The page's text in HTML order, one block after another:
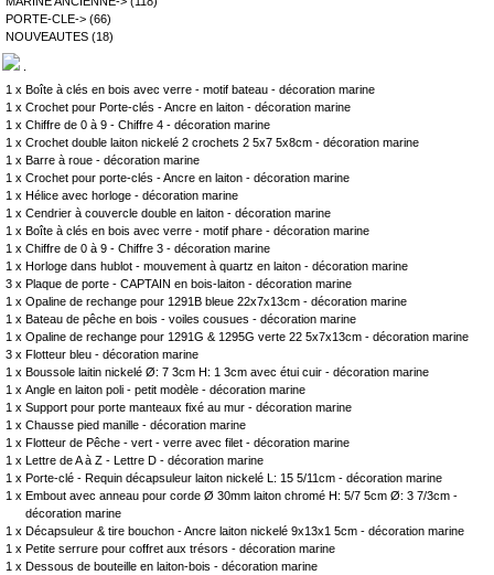
PORTE-CLE-> (66)
NOUVEAUTES (18)
1 x Boîte à clés en bois avec verre - motif bateau - décoration marine
1 x Crochet pour Porte-clés - Ancre en laiton - décoration marine
1 x Chiffre de 0 à 9 - Chiffre 4 - décoration marine
1 x Crochet double laiton nickelé 2 crochets 2 5x7 5x8cm - décoration marine
1 x Barre à roue - décoration marine
1 x Crochet pour porte-clés - Ancre en laiton - décoration marine
1 x Hélice avec horloge - décoration marine
1 x Cendrier à couvercle double en laiton - décoration marine
1 x Boîte à clés en bois avec verre - motif phare - décoration marine
1 x Chiffre de 0 à 9 - Chiffre 3 - décoration marine
1 x Horloge dans hublot - mouvement à quartz en laiton - décoration marine
3 x Plaque de porte - CAPTAIN en bois-laiton - décoration marine
1 x Opaline de rechange pour 1291B bleue 22x7x13cm - décoration marine
1 x Bateau de pêche en bois - voiles cousues - décoration marine
1 x Opaline de rechange pour 1291G & 1295G verte 22 5x7x13cm - décoration marine
3 x Flotteur bleu - décoration marine
1 x Boussole laitin nickelé Ø: 7 3cm H: 1 3cm avec étui cuir - décoration marine
1 x Angle en laiton poli - petit modèle - décoration marine
1 x Support pour porte manteaux fixé au mur - décoration marine
1 x Chausse pied manille - décoration marine
1 x Flotteur de Pêche - vert - verre avec filet - décoration marine
1 x
Lettre de A à Z - Lettre D - décoration marine
1 x Porte-clé - Requin décapsuleur laiton nickelé L: 15 5/11cm - décoration marine
1 x Embout avec anneau pour corde Ø 30mm laiton chromé H: 5/7 5cm Ø: 3 7/3cm -
décoration marine
1 x Décapsuleur & tire bouchon - Ancre laiton nickelé 9x13x1 5cm - décoration marine
1 x Petite serrure pour coffret aux trésors - décoration marine
1 x Dessous de bouteille en laiton-bois - décoration marine